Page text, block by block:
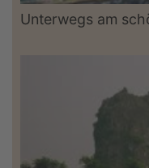
Unterwegs am